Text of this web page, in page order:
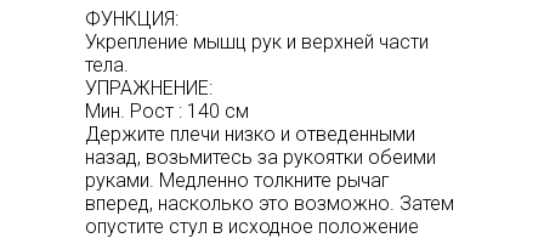
ФУНКЦИЯ:
Укрепление мышц рук и верхней части
тела.
УПРАЖНЕНИЕ:
Мин. Рост : 140 см
Держите плечи низко и отведенными
назад, возьмитесь за рукоятки обеими
руками. Медленно толкните рычаг
вперед, насколько это возможно. Затем
опустите стул в исходное положение